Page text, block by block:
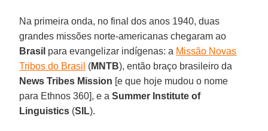
Na primeira onda, no final dos anos 1940, duas
grandes missões norte-americanas chegaram ao
Brasil para evangelizar indígenas: a Missão Novas
Tribos do Brasil (MNTB), então braço brasileiro da
News Tribes Mission [e que hoje mudou o nome
para Ethnos 360], e a Summer Institute of
Linguistics (SIL).